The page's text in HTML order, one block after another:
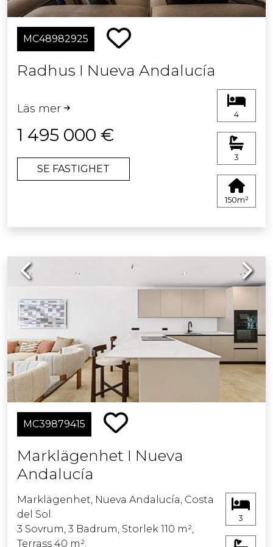
exceptionella vyer i La Quinta.
MC48982925
Radhus I Nueva Andalucía
Läs mer
1 495 000 €
SE FASTIGHET
4
3
150m²
Previous Next
MC39879415
Marklägenhet I Nueva
Andalucía
Marklägenhet, Nueva Andalucía, Costa
del Sol.
3 Sovrum, 3 Badrum, Storlek 110 m²,
Terrass 40 m².
3